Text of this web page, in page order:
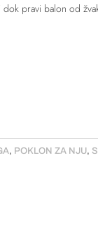
pravi balon od
, POKLON ZA NJU,